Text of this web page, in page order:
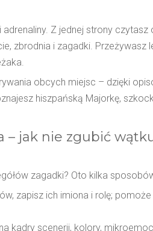
adrenaliny. Z jednej strony czytasz
zbrodnia i zagadki. Przeżywasz
obcych miejsc – dzięki
hiszpańską Majorkę,
– jak nie zgubić
zagadki? Oto kilka
zapisz ich imiona i rolę;
kadry scenerii, kolory,